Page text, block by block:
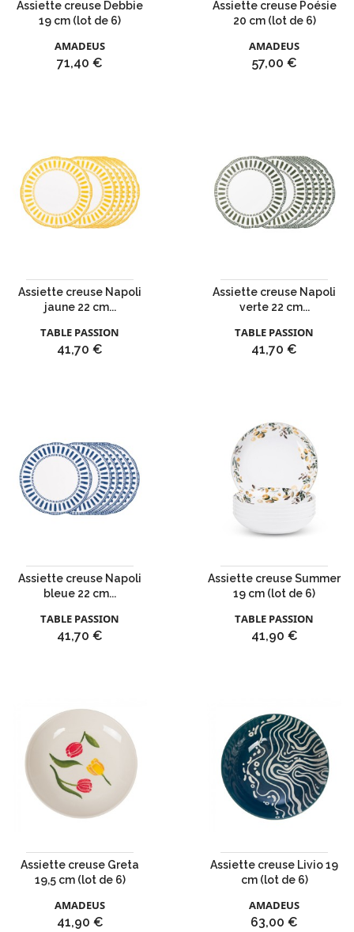
Assiette creuse Debbie
19 cm (lot de 6)
AMADEUS
Prix
71,40 €
Assiette creuse Poésie
20 cm (lot de 6)
AMADEUS
Prix
57,00 €
Assiette creuse Napoli
jaune 22 cm...
TABLE PASSION
Prix
41,70 €
Assiette creuse Napoli
verte 22 cm...
TABLE PASSION
Prix
41,70 €
Assiette creuse Napoli
bleue 22 cm...
TABLE PASSION
Prix
41,70 €
Assiette creuse Summer
19 cm (lot de 6)
TABLE PASSION
Prix
41,90 €
Assiette creuse Greta
19,5 cm (lot de 6)
AMADEUS
Prix
41,90 €
Assiette creuse Livio 19
cm (lot de 6)
AMADEUS
Prix
63,00 €